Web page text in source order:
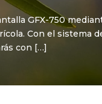
GFX-750
Con el sistema
con […]